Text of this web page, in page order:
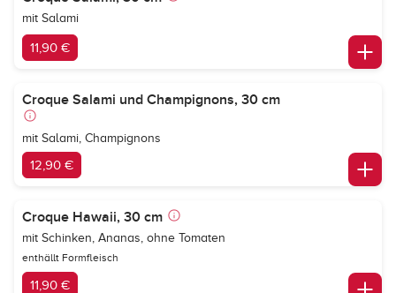
mit Salami
11,90 €
Croque Salami und Champignons, 30 cm
mit Salami, Champignons
12,90 €
Croque Hawaii, 30 cm
mit Schinken, Ananas, ohne Tomaten
enthällt Formfleisch
11,90 €